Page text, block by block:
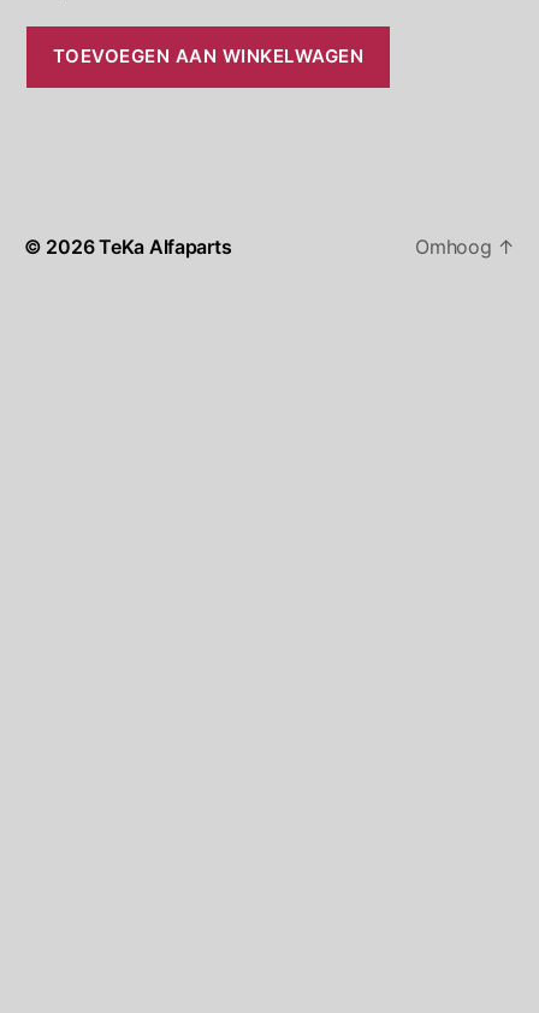
TOEVOEGEN AAN WINKELWAGEN
© 2026TeKa Alfaparts Omhoog ↑